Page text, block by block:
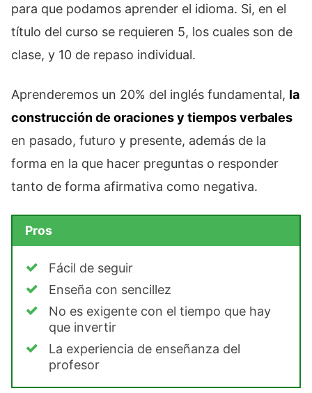
para que podamos aprender el idioma. Si, en el
título del curso se requieren 5, los cuales son de
clase, y 10 de repaso individual.
Aprenderemos un 20% del inglés fundamental, la
construcción de oraciones y tiempos verbales
en pasado, futuro y presente, además de la
forma en la que hacer preguntas o responder
tanto de forma afirmativa como negativa.
Pros
Fácil de seguir
Enseña con sencillez
No es exigente con el tiempo que hay
que invertir
La experiencia de enseñanza del
profesor